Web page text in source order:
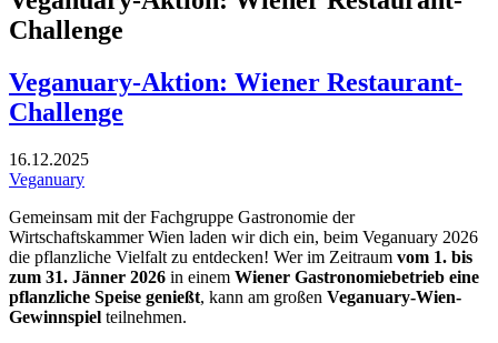
Challenge
Veganuary-Aktion: Wiener Restaurant-
Challenge
16.12.2025
Veganuary
Gemeinsam mit der Fachgruppe Gastronomie der
Wirtschaftskammer Wien laden wir dich ein, beim Veganuary 2026
die pflanzliche Vielfalt zu entdecken! Wer im Zeitraum vom 1. bis
zum 31. Jänner 2026 in einem Wiener Gastronomiebetrieb eine
pflanzliche Speise genießt, kann am großen Veganuary-Wien-
Gewinnspiel teilnehmen.